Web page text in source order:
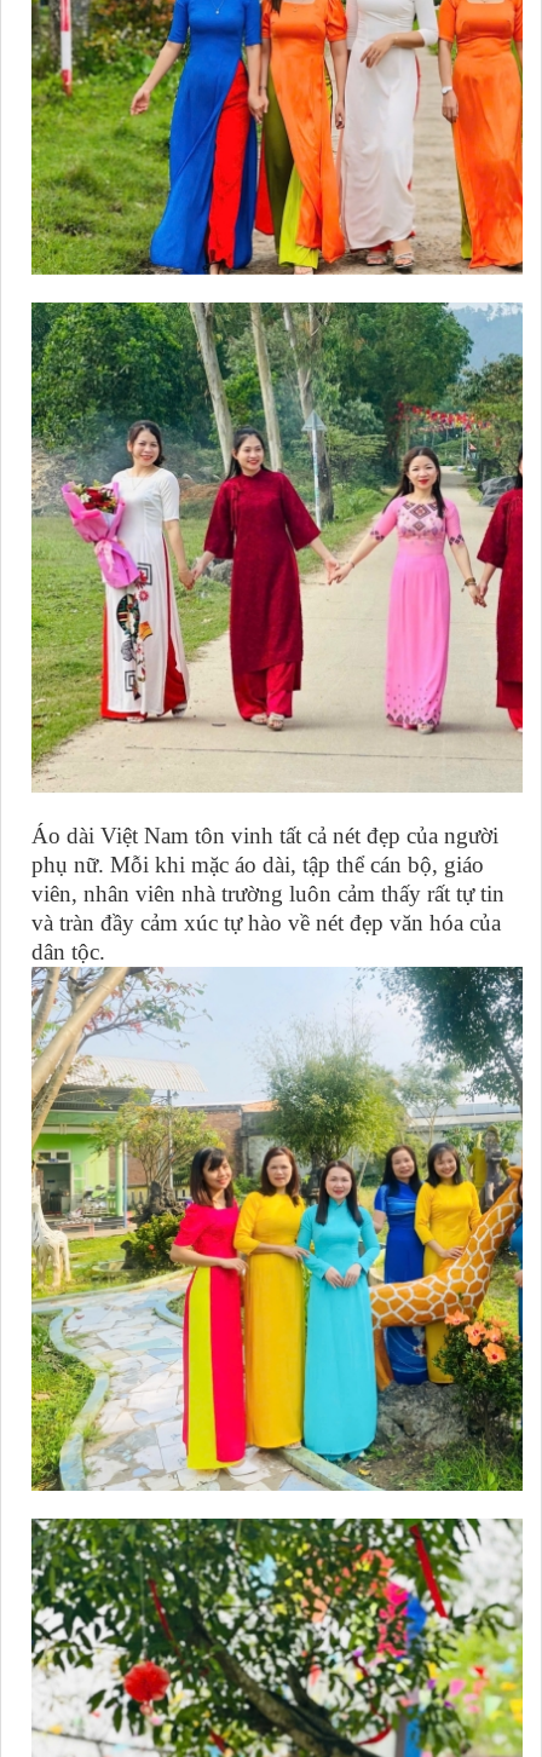
Áo dài Việt Nam tôn vinh tất cả nét đẹp của người
phụ nữ. Mỗi khi mặc áo dài, tập thể cán bộ, giáo
viên, nhân viên nhà trường luôn cảm thấy rất tự tin
và tràn đầy cảm xúc tự hào về nét đẹp văn hóa của
dân tộc.